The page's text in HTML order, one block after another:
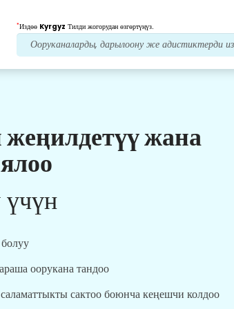
*Издөө Kyrgyz Тилди жогорудан өзгөртүңүз.
жана
оорукана тандоо
сактоо боюнча кеңешчи колдоо
кам
үчүн биздин
боюнча